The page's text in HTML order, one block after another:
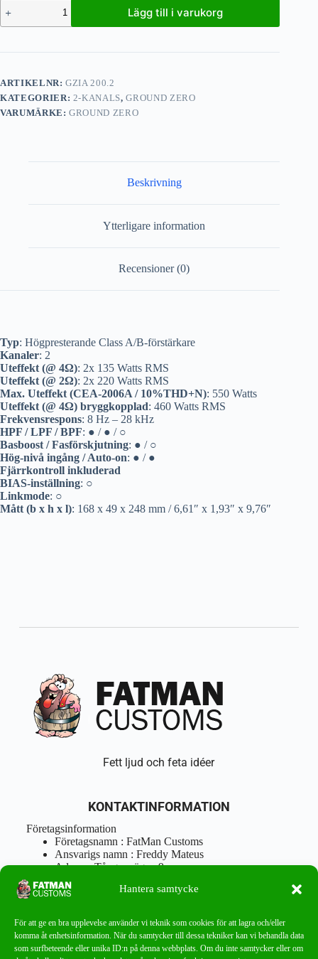
Hantera samtycke
För att ge en bra upplevelse använder vi teknik som cookies för att lagra och/eller
komma åt enhetsinformation. När du samtycker till dessa tekniker kan vi behandla data
som surfbeteende eller unika ID:n på denna webbplats. Om du inte samtycker eller om
Lägg till i varukorg
ARTIKELNR:GZIA 200.2
KATEGORIER: 2-KANALS,GROUND ZERO
VARUMÄRKE:GROUND ZERO
Beskrivning
Ytterligare information
Recensioner (0)
Typ: Högpresterande Class A/B-förstärkare
Kanaler: 2
Uteffekt (@ 4Ω): 2x 135 Watts RMS
Uteffekt (@ 2Ω): 2x 220 Watts RMS
Max. Uteffekt (CEA-2006A / 10%THD+N): 550 Watts
Uteffekt (@ 4Ω) bryggkopplad: 460 Watts RMS
Frekvensrespons: 8 Hz – 28 kHz
HPF / LPF / BPF: ● / ● / ○
Basboost / Fasförskjutning: ● / ○
Hög-nivå ingång / Auto-on: ● / ●
Fjärrkontroll inkluderad
BIAS-inställning: ○
Linkmode: ○
Mått (b x h x l): 168 x 49 x 248 mm / 6,61″ x 1,93″ x 9,76″
Fett ljud och feta idéer
KONTAKTINFORMATION
Företagsinformation
Företagsnamn : FatMan Customs
Ansvarigs namn : Freddy Mateus
Adress : Tångenvägen 9
Postnr : 417 46 Göteborg
Tel : 0762919666
info@fatmancustoms.se
Mån – Fre 10:00 – 18:00
Lör -11:00 – 15:00